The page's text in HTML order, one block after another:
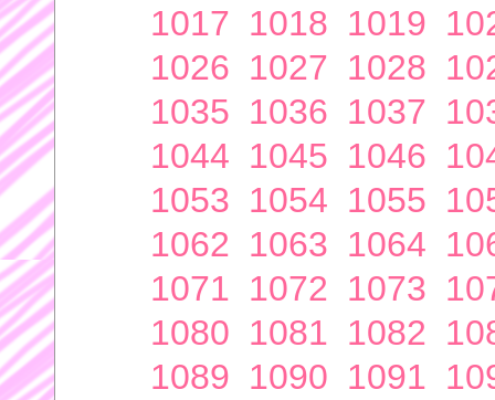
1017 1018 1019
1026 1027 1028
1035 1036 1037
1044 1045 1046
1053 1054 1055
1062 1063 1064
1071 1072 1073
1080 1081 1082
1089 1090 1091